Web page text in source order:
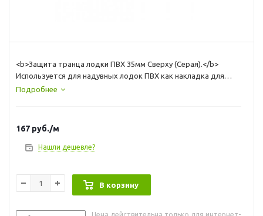
<b>Защита транца лодки ПВХ 35мм Сверху (Серая).</b>
Используется для надувных лодок ПВХ как накладка для
защиты верхнего торца транца толщиной 35мм, наиболее
верхнего торца транца специальным клеем. Цена указана за
погонный метр. для приклейки используйте клей Тексакол
150М.<br>
Подробнее
167 руб./м
Нашли дешевле?
В корзину